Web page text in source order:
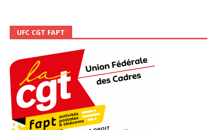
UFC CGT FAPT